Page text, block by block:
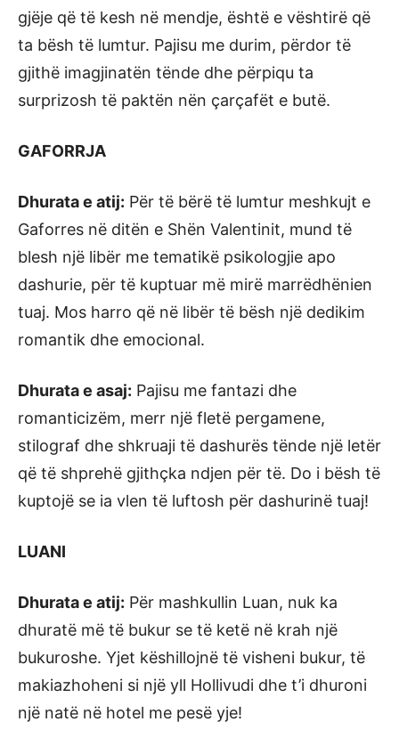
gjëje që të kesh në mendje, është e vështirë që
ta bësh të lumtur. Pajisu me durim, përdor të
gjithë imagjinatën tënde dhe përpiqu ta
surprizosh të paktën nën çarçafët e butë.
GAFORRJA
Dhurata e atij: Për të bërë të lumtur meshkujt e
Gaforres në ditën e Shën Valentinit, mund të
blesh një libër me tematikë psikologjie apo
dashurie, për të kuptuar më mirë marrëdhënien
tuaj. Mos harro që në libër të bësh një dedikim
romantik dhe emocional.
Dhurata e asaj: Pajisu me fantazi dhe
romanticizëm, merr një fletë pergamene,
stilograf dhe shkruaji të dashurës tënde një letër
që të shprehë gjithçka ndjen për të. Do i bësh të
kuptojë se ia vlen të luftosh për dashurinë tuaj!
LUANI
Dhurata e atij: Për mashkullin Luan, nuk ka
dhuratë më të bukur se të ketë në krah një
bukuroshe. Yjet këshillojnë të visheni bukur, të
makiazhoheni si një yll Hollivudi dhe t’i dhuroni
një natë në hotel me pesë yje!